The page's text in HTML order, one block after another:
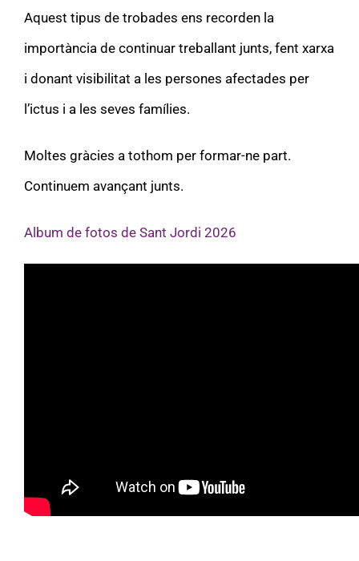
Aquest tipus de trobades ens recorden la
importància de continuar treballant junts, fent xarxa
i donant visibilitat a les persones afectades per
l’ictus i a les seves famílies.
Moltes gràcies a tothom per formar-ne part.
Continuem avançant junts.
Album de fotos de Sant Jordi 2026